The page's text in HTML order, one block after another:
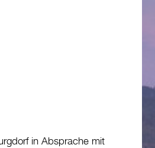
in Absprache mit